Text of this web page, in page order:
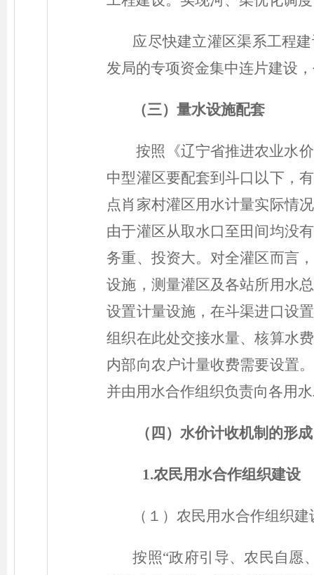
应尽快建立灌区渠系工程
发局的专项资金集中连片建设
（三）量水设施配套
按照《辽宁省推进农业水
中型灌区要配套到斗口以下，
点肖家村灌区用水计量实际情
由于灌区从取水口至田间均没
务重、投资大。对全灌区而言
设施，测量灌区及各站所用水
设置计量设施，在斗渠进口设
组织在此处交接水量、核算水
内部向农户计量收费需要设置
并由用水合作组织负责向各用
（四）水价计收机制的形成
1.农民用水合作组织建设
（１）农民用水合作组织
按照“政府引导、农民自愿